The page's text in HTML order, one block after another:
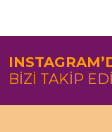
BİZİ TAKİP